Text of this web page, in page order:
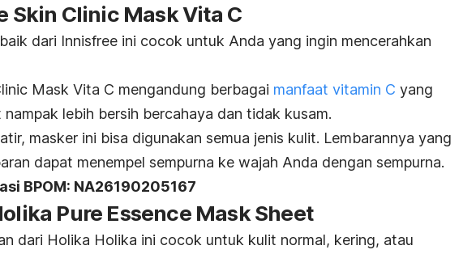
Skin Clinic Mask Vita C
dari Innisfree ini cocok untuk Anda yang ingin mencerahkan
Mask Vita C mengandung berbagai manfaat vitamin C yang
lebih bersih bercahaya dan tidak kusam.
masker ini bisa digunakan semua jenis kulit. Lembarannya yang
dapat menempel sempurna ke wajah Anda dengan sempurna.
BPOM: NA26190205167
Pure Essence Mask Sheet
dari Holika Holika ini cocok untuk kulit normal, kering, atau